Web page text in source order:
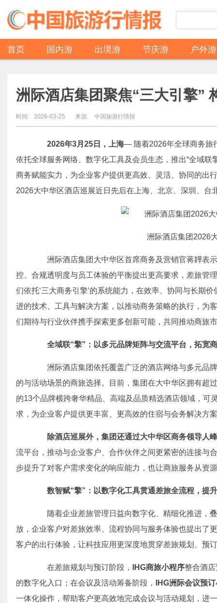
首页 国内游 出境游 节庆游 户外游
洲际酒店集团聚焦“三大引擎”
时间: 2026-03-25 来源: 中国旅游行情报
2026年3月 25 日，上海— 随着2026年全球商务旅
依托全球服务网络、数字化工具及会员生态，推出“全域
商务赋能实力，为企业客户提供更高效、灵活、协同的出
2026大中华区酒店巡展近日先后在上海、北京、深圳、台
洲际酒店集团2026
洲际酒店集团大中华区首席商务及营销官蒋韡表示
控、合规透明度与员工体验的平衡提出更高要求，差旅管
们依托‘三大商务引擎’的系统能力，在效率、协同与长期
进的技术、工具与解决方案，以推动商务策略的执行，为
们期待与行业伙伴携手探索更多创新可能，共同推动商旅
全域联“擎” ： 以多元品牌矩阵与交流平台，拓宽
洲际酒店集团依托覆盖广泛的酒店网络与多元品
的与活动场景的商旅选择。目前，集团在大中华区拥有超
的13个品牌横跨奢华精品、高端及品质精选酒店领域，可
求，为企业客户提供更丰富、更高效的住宿与会务解决方
除酒店巡展外，集团还通过大中华区商务领导人
流平台，推动与企业客户、合作伙伴之间更紧密的连接与
步提升了对客户需求变化的响应能力，也让商旅服务从资
数智赋“擎” ：以数字化工具贯通差旅全流程，提
随着企业差旅管理日益向数字化、精细化推进，
放，企业客户对差旅效率、流程协同与服务体验也提出了
客户的出行体验，让科技应用更深度地贯穿差旅规划、预
在差旅规划与预订阶段， IHG商旅小程序整合酒
的数字化入口；在会议及活动筹备阶段，
IHG洲际会议预
一体化操作，帮助客户更高效地完成会议与活动规划，进